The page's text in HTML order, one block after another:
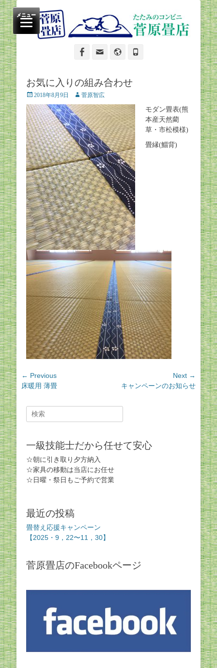
菅原畳店
たたみのコンビニ
Facebook
Email Website
お気に入りの組み合わせ
Posted
on
2018年8月9日 Author
菅原智広
モダン畳表(熊
本産天然藺
草・市松模様)
畳縁(鯔背)
投
稿
ゲ
シ
ョ
ン
← Previous
Previous
床暖用 薄畳
Next →
Nextキャンペーンのお知らせ
Search
for:
一級技能士だから任せて安心
☆朝に引き取り夕方納入
☆家具の移動は当店にお任せ
☆日曜・祭日もご予約で営業
最近の投稿
畳替え応援キャンペーン
【2025・9，22〜11，30】
菅原畳店のFacebookページ
メニュー